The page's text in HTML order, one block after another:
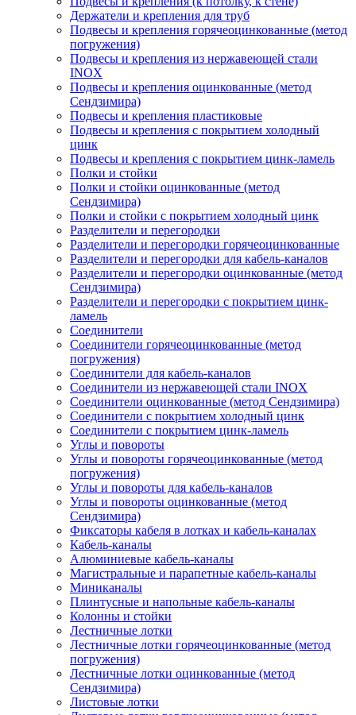
Держатели и крепления для труб
Подвесы и крепления горячеоцинкованные (метод
погружения)
Подвесы и крепления из нержавеющей стали
INOX
Подвесы и крепления оцинкованные (метод
Сендзимира)
Подвесы и крепления пластиковые
Подвесы и крепления с покрытием холодный
цинк
Подвесы и крепления с покрытием цинк-ламель
Полки и стойки
Полки и стойки оцинкованные (метод
Сендзимира)
Полки и стойки с покрытием холодный цинк
Разделители и перегородки
Разделители и перегородки горячеоцинкованные
Разделители и перегородки для кабель-каналов
Разделители и перегородки оцинкованные (метод
Сендзимира)
Разделители и перегородки с покрытием цинк-
ламель
Соединители
Соединители горячеоцинкованные (метод
погружения)
Соединители для кабель-каналов
Соединители из нержавеющей стали INOX
Соединители оцинкованные (метод Сендзимира)
Соединители с покрытием холодный цинк
Соединители с покрытием цинк-ламель
Углы и повороты
Углы и повороты горячеоцинкованные (метод
погружения)
Углы и повороты для кабель-каналов
Углы и повороты оцинкованные (метод
Сендзимира)
Фиксаторы кабеля в лотках и кабель-каналах
Кабель-каналы
Алюминиевые кабель-каналы
Магистральные и парапетные кабель-каналы
Миниканалы
Плинтусные и напольные кабель-каналы
Колонны и стойки
Лестничные лотки
Лестничные лотки горячеоцинкованные (метод
погружения)
Лестничные лотки оцинкованные (метод
Сендзимира)
Листовые лотки